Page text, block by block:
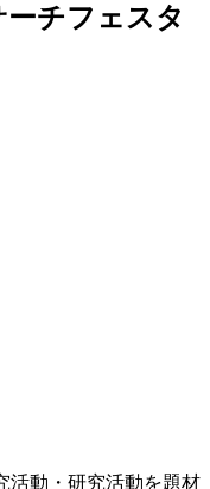
チフェスタ
活動・研究活動を題材